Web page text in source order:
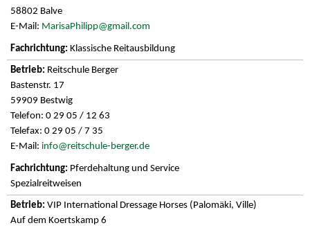
58802 Balve
E-Mail: MarisaPhilipp@gmail.com
Klassische Reitausbildung
Reitschule Berger
Bastenstr. 17
59909 Bestwig
Telefon: 0 29 05 / 12 63
Telefax: 0 29 05 / 7 35
E-Mail: info@reitschule-berger.de
Pferdehaltung und Service
Spezialreitweisen
VIP International Dressage Horses (Palomäki, Ville)
Auf dem Koertskamp 6